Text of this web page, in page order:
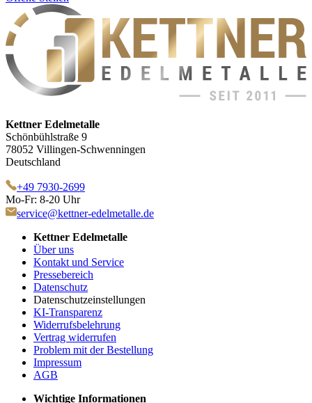
Kettner Edelmetalle
Schönbühlstraße 9
78052 Villingen-Schwenningen
Deutschland
+49 7930-2699
Mo-Fr: 8-20 Uhr
service@kettner-edelmetalle.de
Kettner Edelmetalle
Über uns
Kontakt und Service
Pressebereich
Datenschutz
Datenschutzeinstellungen
KI-Transparenz
Widerrufsbelehrung
Vertrag widerrufen
Problem mit der Bestellung
Impressum
AGB
Wichtige Informationen